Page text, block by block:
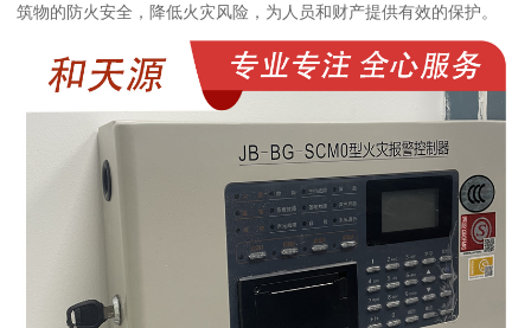
筑物的防火安全，降低火灾风险，为人员和财产提供有效的保护。